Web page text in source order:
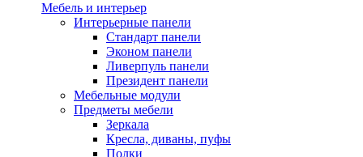
Мебель и интерьер
Интерьерные панели
Стандарт панели
Эконом панели
Ливерпуль панели
Президент панели
Мебельные модули
Предметы мебели
Зеркала
Кресла, диваны, пуфы
Полки